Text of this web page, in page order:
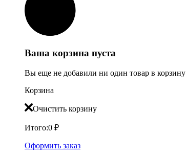
Ваша корзина пуста
Вы еще не добавили ни один товар в корзину
Корзина
Очистить корзину
Итого:0 ₽
Оформить заказ